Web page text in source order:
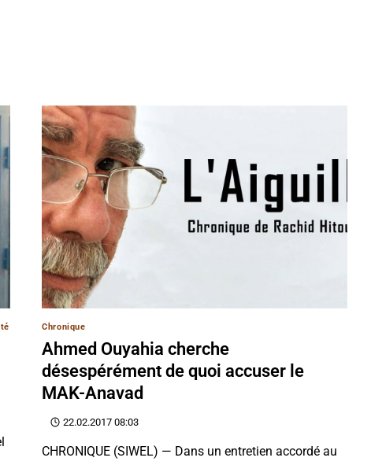
Chronique
Ahmed Ouyahia cherche
désespérément de quoi accuser le
MAK-Anavad
22.02.2017 08:03
CHRONIQUE (SIWEL) — Dans un entretien accordé au